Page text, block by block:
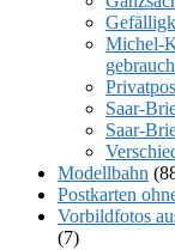
Michel-
Saar-
Saar-
Modellbahn
Postkarten
Vorbildfotos
(7)